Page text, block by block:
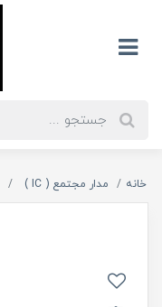
خانه مدار مجتمع ( IC )